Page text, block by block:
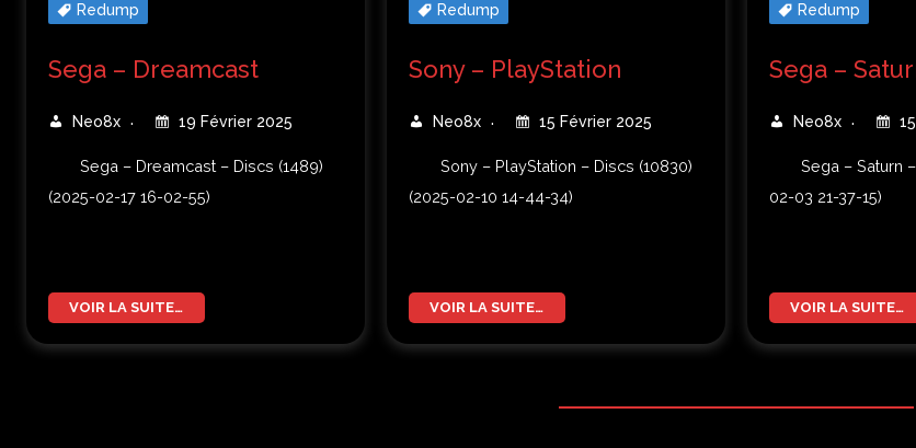
Redump
Sega – Dreamcast
Neo8x 19 Février 2025
Sega – Dreamcast – Discs (1489)
(2025-02-17 16-02-55)
VOIR LA SUITE…
Redump
Sony – PlayStation
Neo8x 15 Février 2025
Sony – PlayStation – Discs (10830)
(2025-02-10 14-44-34)
VOIR LA SUITE…
Redump
Sega –
Neo8x
Sega – Saturn
02-03 21-37-15)
VOIR LA SUITE…